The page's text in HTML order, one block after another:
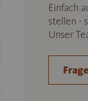
Einfach
stellen -
Unser